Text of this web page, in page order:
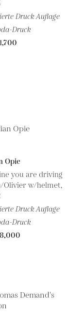
Druck Auflage
Druck
Opie
you are driving
Olivier w/helmet,
Druck Auflage
Druck